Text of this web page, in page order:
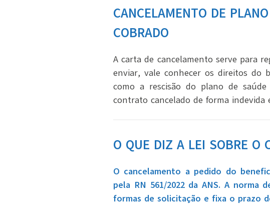
CANCELAMENTO DE
COBRADO
A carta de cancelamento serve para
enviar, vale conhecer os direitos do
como a rescisão do plano de
contrato cancelado de forma
O QUE DIZ A LEI SOBRE O
O cancelamento a pedido do
pela RN 561/2022 da ANS. A
formas de solicitação e fixa o prazo